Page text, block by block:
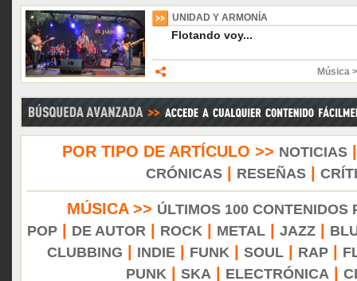
UNIDAD Y ARMONÍA
Flotando voy...
Música
POR TIPO DE ARTÍCULO >> NOTICIAS
CRÓNICAS| RESEÑAS|
MÚSICA >> ÚLTIMOS 100 CONTENIDOS
POP| DE AUTOR ROCK METAL| JAZZ|
CLUBBING
INDIE| FUNK SOUL| RAP|
PUNK
SKA ELECTRÓNICA